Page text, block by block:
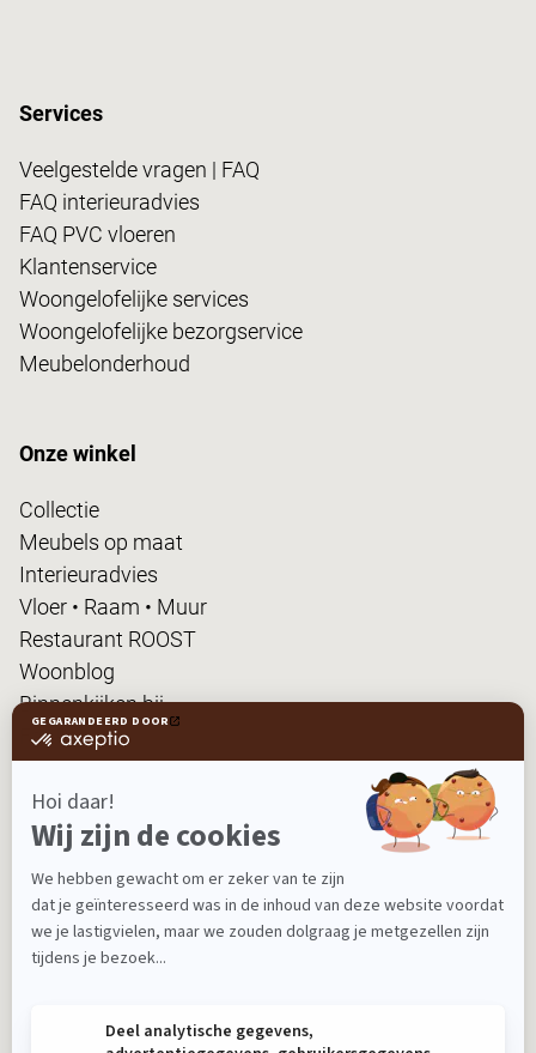
Services
Veelgestelde vragen | FAQ
FAQ interieuradvies
FAQ PVC vloeren
Klantenservice
Woongelofelijke services
Woongelofelijke bezorgservice
Meubelonderhoud
Onze winkel
Collectie
Meubels op maat
Interieuradvies
Vloer • Raam • Muur
Restaurant ROOST
Woonblog
Binnenkijken bij...
FanPas
Ontvang nieuws, tips en de laatste acties!